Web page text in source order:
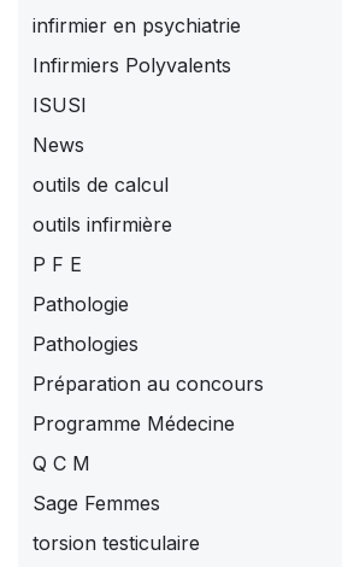
infirmier en psychiatrie
Infirmiers Polyvalents
ISUSI
News
outils de calcul
outils infirmière
P F E
Pathologie
Pathologies
Préparation au concours
Programme Médecine
Q C M
Sage Femmes
torsion testiculaire